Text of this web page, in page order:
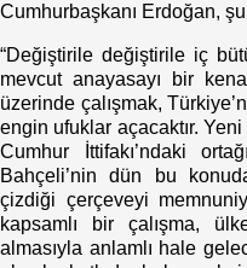
Cumhurbaşkanı Erdoğan,
“Değiştirile değiştirile iç
mevcut anayasayı bir
üzerinde çalışmak,
engin ufuklar açacaktır.
Cumhur İttifakı’ndaki
Bahçeli’nin dün bu
çizdiği çerçeveyi
kapsamlı bir çalışma,
almasıyla anlamlı hale